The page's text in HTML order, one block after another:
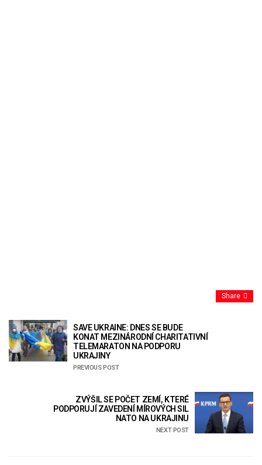
Share
SAVE UKRAINE: DNES SE BUDE
KONAT MEZINÁRODNÍ CHARITATIVNÍ
TELEMARATON NA PODPORU
UKRAJINY
PREVIOUS POST
ZVÝŠIL SE POČET ZEMÍ, KTERÉ
PODPORUJÍ ZAVEDENÍ MÍROVÝCH SIL
NATO NA UKRAJINU
NEXT POST